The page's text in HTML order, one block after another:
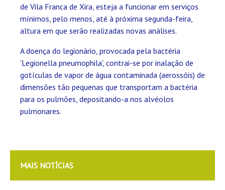
de Vila Franca de Xira, esteja a funcionar em serviços
mínimos, pelo menos, até à próxima segunda-feira,
altura em que serão realizadas novas análises.
A doença do legionário, provocada pela bactéria
'Legionella pneumophila', contrai-se por inalação de
gotículas de vapor de água contaminada (aerossóis) de
dimensões tão pequenas que transportam a bactéria
para os pulmões, depositando-a nos alvéolos
pulmonares.
MAIS NOTÍCIAS